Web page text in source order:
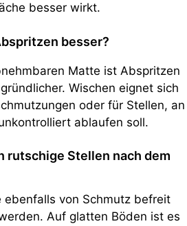
besser wirkt.
besser?
Matte ist Abspritzen
Wischen eignet sich
oder für Stellen, an
ablaufen soll.
rutschige Stellen nach dem
ebenfalls von Schmutz befreit
Auf glatten Böden ist es